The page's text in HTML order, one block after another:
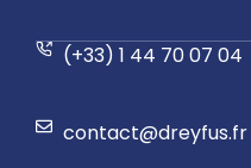
(+33) 1 44 70 07 04
contact@dreyfus.fr